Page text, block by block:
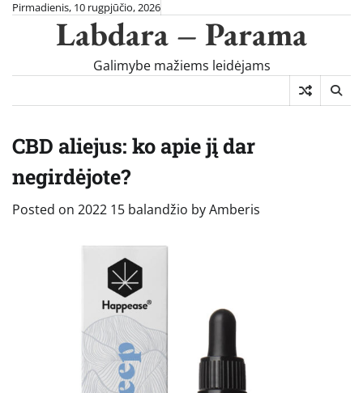
SkipPirmadienis, 10 rugpjūčio, 2026
Labdara – Parama
Galimybe mažiems leidėjams
CBD aliejus: ko apie jį dar
negirdėjote?
Posted on 2022 15 balandžio byAmberis